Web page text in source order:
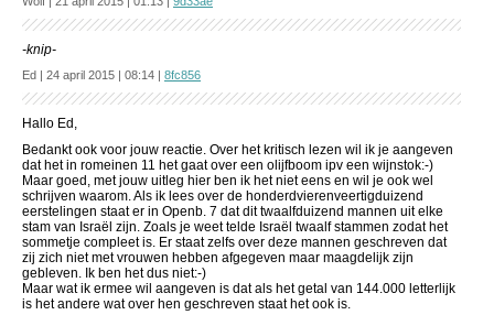
-knip-
Ed | 24 april 2015 | 08:14 | 8fc856
Hallo Ed,
Bedankt ook voor jouw reactie. Over het kritisch lezen wil ik je aangeven
dat het in romeinen 11 het gaat over een olijfboom ipv een wijnstok:-)
Maar goed, met jouw uitleg hier ben ik het niet eens en wil je ook wel
schrijven waarom. Als ik lees over de honderdvierenveertigduizend
eerstelingen staat er in Openb. 7 dat dit twaalfduizend mannen uit elke
stam van Israël zijn. Zoals je weet telde Israël twaalf stammen zodat het
sommetje compleet is. Er staat zelfs over deze mannen geschreven dat
zij zich niet met vrouwen hebben afgegeven maar maagdelijk zijn
gebleven. Ik ben het dus niet:-)
Maar wat ik ermee wil aangeven is dat als het getal van 144.000 letterlijk
is het andere wat over hen geschreven staat het ook is.